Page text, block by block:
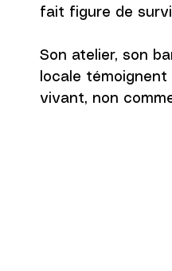
fait figure de
Son atelier, son
locale
vivant, non